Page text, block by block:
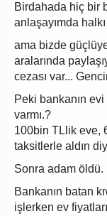
Birdahada hiç bir
anlaşayımda
ama bizde
aralarında
cezası var...
Peki bankanın
varmı.?
100bin TLlik eve,
taksitlerle aldın
Sonra adam öldü.
Bankanın batan
işlerken ev